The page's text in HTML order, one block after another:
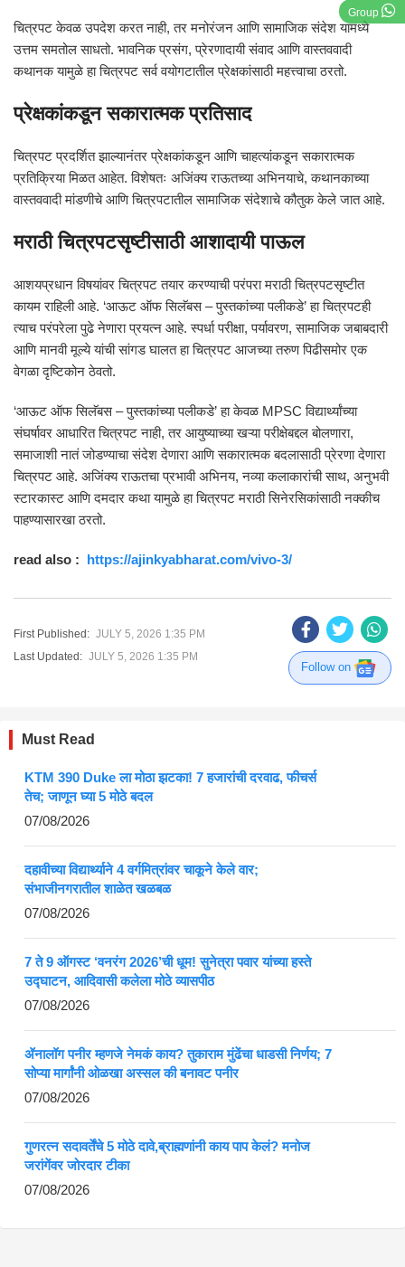
Group
चित्रपट केवळ उपदेश करत नाही, तर मनोरंजन आणि सामाजिक संदेश यामध्ये
उत्तम समतोल साधतो. भावनिक प्रसंग, प्रेरणादायी संवाद आणि वास्तववादी
कथानक यामुळे हा चित्रपट सर्व वयोगटातील प्रेक्षकांसाठी महत्त्वाचा ठरतो.
प्रेक्षकांकडून सकारात्मक प्रतिसाद
चित्रपट प्रदर्शित झाल्यानंतर प्रेक्षकांकडून आणि चाहत्यांकडून सकारात्मक
प्रतिक्रिया मिळत आहेत. विशेषतः अजिंक्य राऊतच्या अभिनयाचे, कथानकाच्या
वास्तववादी मांडणीचे आणि चित्रपटातील सामाजिक संदेशाचे कौतुक केले जात आहे.
मराठी चित्रपटसृष्टीसाठी आशादायी पाऊल
आशयप्रधान विषयांवर चित्रपट तयार करण्याची परंपरा मराठी चित्रपटसृष्टीत
कायम राहिली आहे. ‘आऊट ऑफ सिलॅबस – पुस्तकांच्या पलीकडे’ हा चित्रपटही
त्याच परंपरेला पुढे नेणारा प्रयत्न आहे. स्पर्धा परीक्षा, पर्यावरण, सामाजिक जबाबदारी
आणि मानवी मूल्ये यांची सांगड घालत हा चित्रपट आजच्या तरुण पिढीसमोर एक
वेगळा दृष्टिकोन ठेवतो.
‘आऊट ऑफ सिलॅबस – पुस्तकांच्या पलीकडे’ हा केवळ MPSC विद्यार्थ्यांच्या
संघर्षावर आधारित चित्रपट नाही, तर आयुष्याच्या खऱ्या परीक्षेबद्दल बोलणारा,
समाजाशी नातं जोडण्याचा संदेश देणारा आणि सकारात्मक बदलासाठी प्रेरणा देणारा
चित्रपट आहे. अजिंक्य राऊतचा प्रभावी अभिनय, नव्या कलाकारांची साथ, अनुभवी
स्टारकास्ट आणि दमदार कथा यामुळे हा चित्रपट मराठी सिनेरसिकांसाठी नक्कीच
पाहण्यासारखा ठरतो.
read also : https://ajinkyabharat.com/vivo-3/
First Published: JULY 5, 2026 1:35 PM
Last Updated: JULY 5, 2026 1:35 PM
Follow on
Must Read
KTM 390 Duke ला मोठा झटका! 7 हजारांची दरवाढ, फीचर्स
तेच; जाणून घ्या 5 मोठे बदल
07/08/2026
दहावीच्या विद्यार्थ्याने 4 वर्गमित्रांवर चाकूने केले वार;
संभाजीनगरातील शाळेत खळबळ
07/08/2026
7 ते 9 ऑगस्ट ‘वनरंग 2026’ची धूम! सुनेत्रा पवार यांच्या हस्ते
उद्घाटन, आदिवासी कलेला मोठे व्यासपीठ
07/08/2026
ॲनालॉग पनीर म्हणजे नेमकं काय? तुकाराम मुंढेंचा धाडसी निर्णय; 7
सोप्या मार्गांनी ओळखा अस्सल की बनावट पनीर
07/08/2026
गुणरत्न सदावर्तेंचे 5 मोठे दावे,ब्राह्मणांनी काय पाप केलं? मनोज
जरांगेंवर जोरदार टीका
07/08/2026